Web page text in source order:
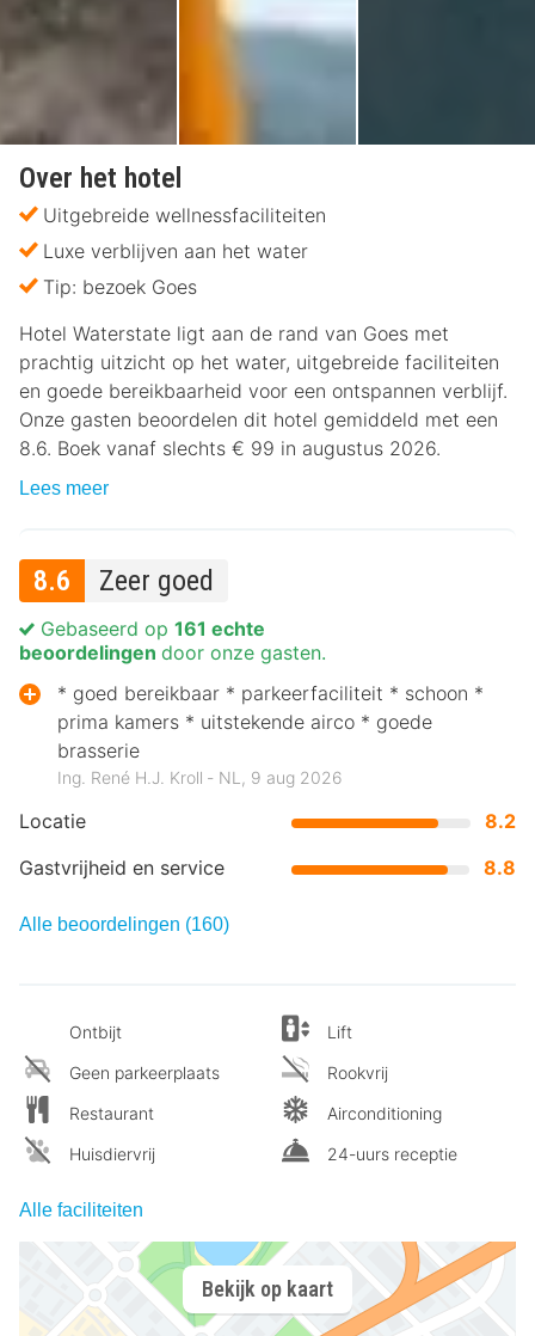
Over het hotel
Uitgebreide wellnessfaciliteiten
Luxe verblijven aan het water
Tip: bezoek Goes
Hotel Waterstate ligt aan de rand van Goes met
prachtig uitzicht op het water, uitgebreide faciliteiten
en goede bereikbaarheid voor een ontspannen verblijf.
Onze gasten beoordelen dit hotel gemiddeld met een
8.6. Boek vanaf slechts € 99 in augustus 2026.
Lees meer
8.6 Zeer goed
Locatie
8.2
Gastvrijheid en service
8.8
Gebaseerd op 161 echte
beoordelingen door onze gasten.
* goed bereikbaar * parkeerfaciliteit * schoon *
prima kamers * uitstekende airco * goede
brasserie
Ing. René H.J. Kroll ‐ NL, 9 aug 2026
Alle beoordelingen (160)
Ontbijt
Geen parkeerplaats
Restaurant
Huisdiervrij
Lift
Rookvrij
Airconditioning
24-uurs receptie
Alle faciliteiten
Bekijk op kaart